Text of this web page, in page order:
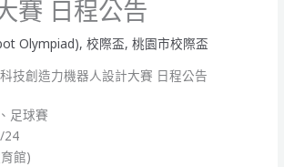
賽 日程公告
Olympiad),校際盃,桃園市校際盃
技創造力機器人設計大賽 日程公告
足球賽
24
館)